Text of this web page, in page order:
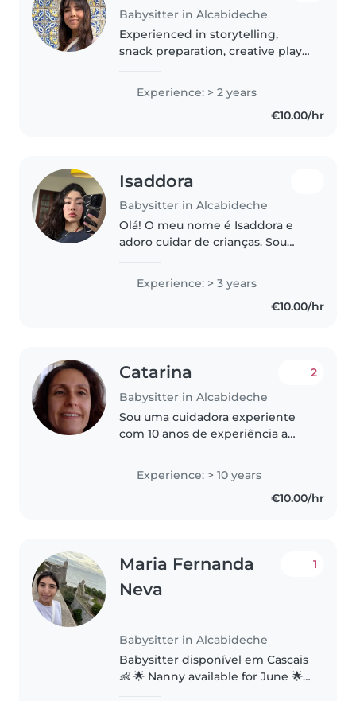
Babysitter in Alcabideche
Experienced in storytelling,
snack preparation, creative play,
fun, safe, and happy
environment where children
Experience: > 2 years
€10.00/hr
Isaddora
Babysitter in Alcabideche
Olá! O meu nome é Isaddora e
adoro cuidar de crianças. Sou
paciente e carinhosa. Já cuidei
de um bebé desde os 3 meses
até aos 3 anos e atualmente
Experience: > 3 years
€10.00/hr
Catarina
Babysitter in Alcabideche
2
Sou uma cuidadora experiente
com 10 anos de experiência a
até adolescentes. Sou
responsável, empática e
carinhosa, e adoro passar tempo
Experience: > 10 years
€10.00/hr
Maria Fernanda
Neva
Babysitter in Alcabideche
1
Babysitter disponível em Cascais
👶 🌟 Nanny available for June 🌟